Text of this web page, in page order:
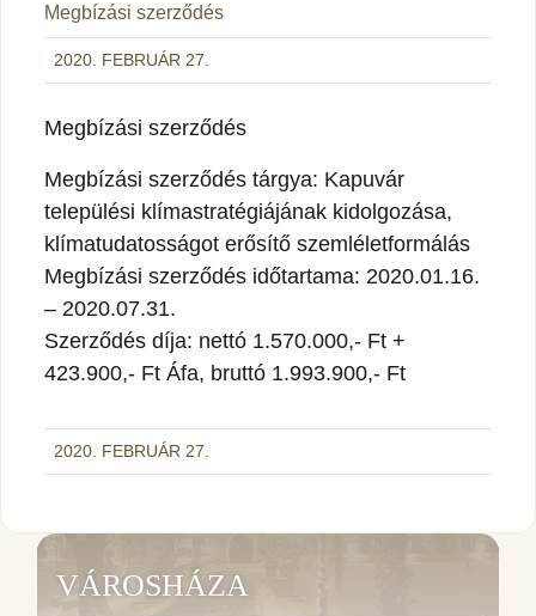
Megbízási szerződés
2020. FEBRUÁR 27.
Megbízási szerződés
Megbízási szerződés tárgya: Kapuvár
települési klímastratégiájának kidolgozása,
klímatudatosságot erősítő szemléletformálás
Megbízási szerződés időtartama: 2020.01.16.
– 2020.07.31.
Szerződés díja: nettó 1.570.000,- Ft +
423.900,- Ft Áfa, bruttó 1.993.900,- Ft
2020. FEBRUÁR 27.
VÁROSHÁZA